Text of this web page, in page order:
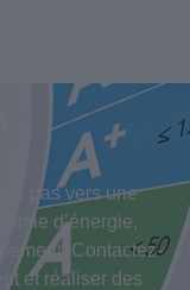
le pas vers une
d’énergie,
Contactez-
et réaliser des